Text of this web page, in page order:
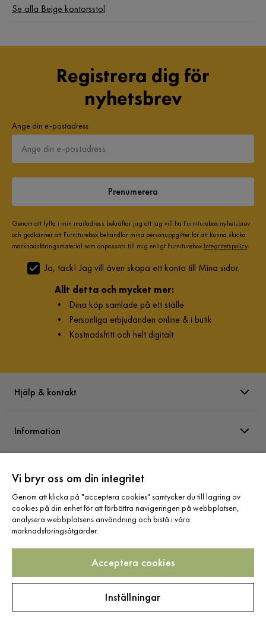
Syntetiskt material:
Se alla Beige kontorsstol
Registrera dig för
nyhetsbrev
Ange din e-postadress
Prenumerera
Genom att fylla i min mailadress bekräftar jag att jag vill ha Furniturebox nyhetsbrev
och godkänner att Furniturebox behandlar mina personuppgifter för att kunna skicka
marknadsföringsmaterial som anpassats till mig enligt Furniturebox Integritetspolicy.
Ja, tack! Jag vill även skapa ett konto till Mina sidor.
Allt detta och mycket mer:
• Dina köp samlade på ett ställe
• Personliga erbjudanden online & i butik
• Kostnadsfritt och helt digitalt
Hjälp & kontakt
Information
Sortiment
Följ oss
Vi bryr oss om din integritet
Genom att klicka på "acceptera cookies" samtycker du till lagring av
cookies på din enhet för att förbättra navigeringen på webbplatsen,
analysera webbplatsens användning och bistå i våra
marknadsföringsåtgärder.
Acceptera cookies
Inställningar